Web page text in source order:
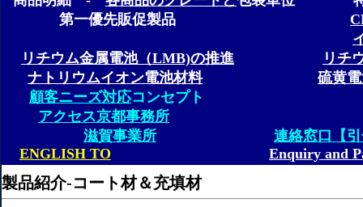
第一優先販促製品
リチウム金属電池（LMB)の推進
リチ
ナトリウムイオン電池材料
硫黄
顧客ニーズ対応コンセプト
アクセス京都事務所
滋賀事業所
連絡窓口【
ENGLISH TO
Enquiry and
製品紹介-コート材＆充填材